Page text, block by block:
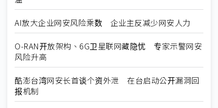
AI放大企业网安风险乘数 企业主反减少网安人力
O-RAN开放架构、6G卫星联网藏隐忧 专家示警网安
风险升高
酷澎台湾网安长首谈个资外泄 在台启动公开漏洞回
报机制